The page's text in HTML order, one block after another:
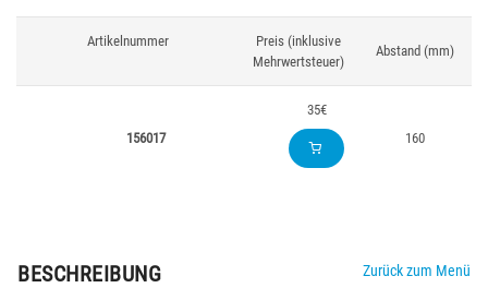
Artikelnummer
Preis (inklusive
Mehrwertsteuer)
Abstand (mm)
156017
35€
160
BESCHREIBUNG Zurück zum Menü